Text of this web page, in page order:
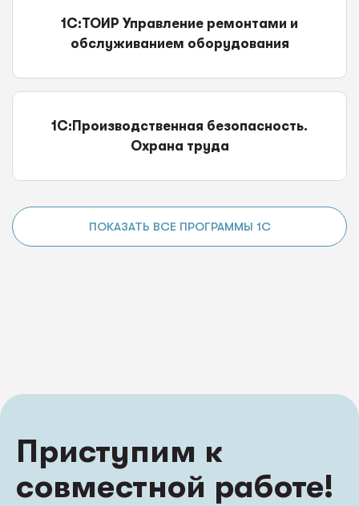
1С:ТОИР Управление ремонтами и
обслуживанием оборудования
1С:Производственная безопасность.
Охрана труда
ПОКАЗАТЬ ВСЕ ПРОГРАММЫ 1С
Приступим к
совместной работе!